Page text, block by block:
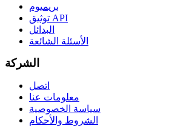
بريميوم
توثيق API
البدائل
الأسئلة الشائعة
الشركة
اتصل
معلومات عنا
سياسة الخصوصية
الشروط والأحكام